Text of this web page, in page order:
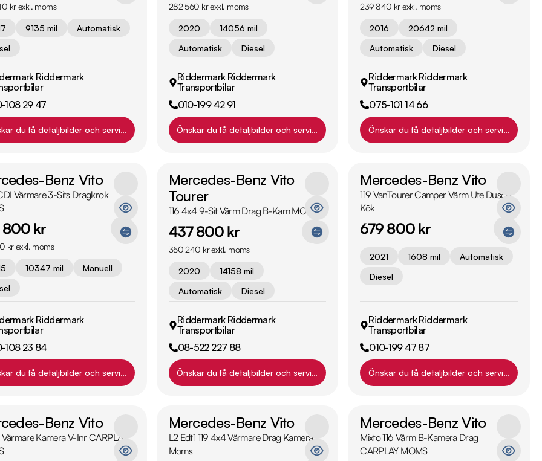
kr exkl. moms
9135 mil
Automatisk
Riddermark
108 29 47
du få detaljbilder och servicehistorik?
282 560 kr exkl. moms
2020
14056 mil
Automatisk
Diesel
Riddermark Riddermark
Transportbilar
010-199 42 91
Önskar du få detaljbilder och servicehistorik?
239 840 kr exkl. moms
2016
20642 mil
Automatisk
Diesel
Riddermark Riddermark
Transportbilar
075-101 14 66
Önskar du få detaljbilder och
Benz Vito
Värmare 3-Sits Dragkrok
800 kr
kr exkl. moms
10347 mil
Manuell
Riddermark
108 23 84
du få detaljbilder och servicehistorik?
Mercedes-Benz Vito
Tourer
116 4x4 9-Sit Värm Drag B-Kam MOMS
437 800 kr
350 240 kr exkl. moms
2020
14158 mil
Automatisk
Diesel
Riddermark Riddermark
Transportbilar
08-522 227 88
Önskar du få detaljbilder och servicehistorik?
Mercedes-Benz Vito
119 VanTourer Camper Värm Ute Dusch
Kök
679 800 kr
2021 1608 mil
Automatisk
Diesel
Riddermark Riddermark
Transportbilar
010-199 47 87
Önskar du få detaljbilder och
Benz Vito
Värmare Kamera V-Inr CARPLAY
Mercedes-Benz Vito
L2 Edt1 119 4x4 Värmare Drag Kamera
Moms
Mercedes-Benz Vito
Mixto 116 Värm B-Kamera Drag
CARPLAY MOMS